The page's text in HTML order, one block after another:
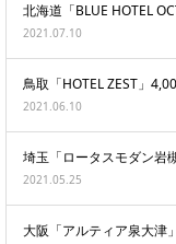
北海道「BLUE HOTEL
2021.07.10
鳥取「HOTEL ZEST」
2021.06.10
埼玉「ロータスモダン岩
2021.05.25
大阪「アルティア泉大津